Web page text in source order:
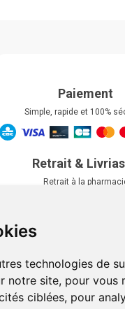
technologies de
notre site, pour vous
ciblées, pour
Paiement
Simple, rapide et 100%
Retrait &
Retrait à la